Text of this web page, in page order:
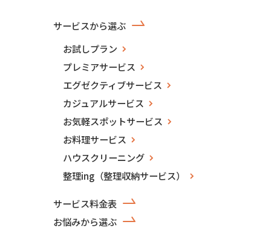
サービスから選ぶ
お試しプラン
プレミアサービス
エグゼクティブサービス
カジュアルサービス
お気軽スポットサービス
お料理サービス
ハウスクリーニング
整理ing（整理収納サービス）
サービス料金表
お悩みから選ぶ